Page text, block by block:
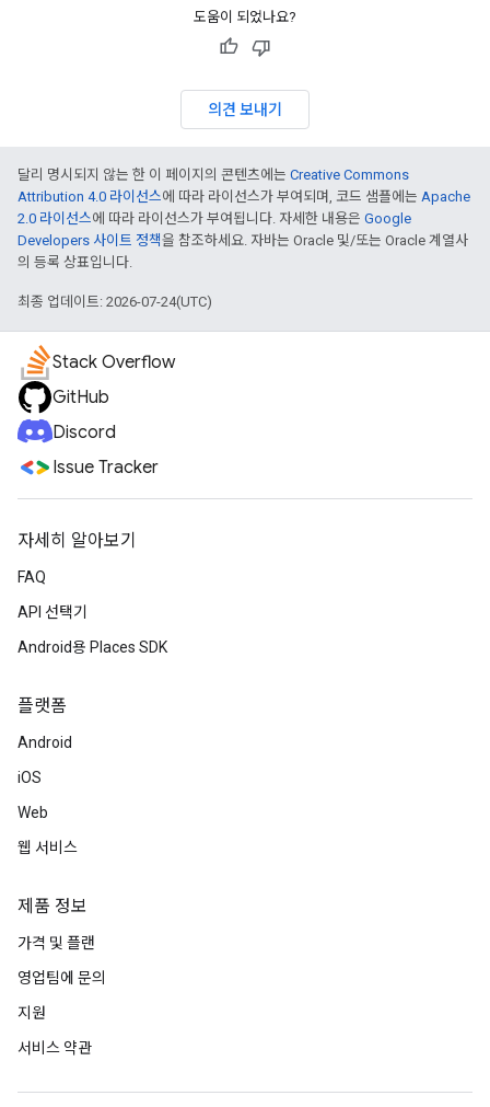
도움이 되었나요?
의견 보내기
달리 명시되지 않는 한 이 페이지의 콘텐츠에는 Creative Commons
Attribution 4.0 라이선스에 따라 라이선스가 부여되며, 코드 샘플에는 Apache
2.0 라이선스에 따라 라이선스가 부여됩니다. 자세한 내용은 Google
Developers 사이트 정책을 참조하세요. 자바는 Oracle 및/또는 Oracle 계열사
의 등록 상표입니다.
최종 업데이트: 2026-07-24(UTC)
Stack Overflow
GitHub
Discord
Issue Tracker
자세히 알아보기
FAQ
API 선택기
Android용 Places SDK
플랫폼
Android
iOS
Web
웹 서비스
제품 정보
가격 및 플랜
영업팀에 문의
지원
서비스 약관